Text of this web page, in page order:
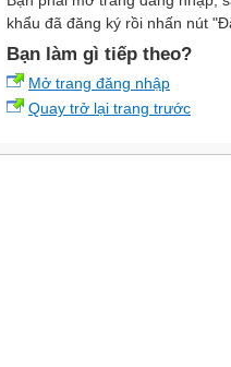
khẩu đã đăng ký rồi nhấn nút
Bạn làm gì tiếp theo?
Mở trang đăng nhập
Quay trở lại trang trước